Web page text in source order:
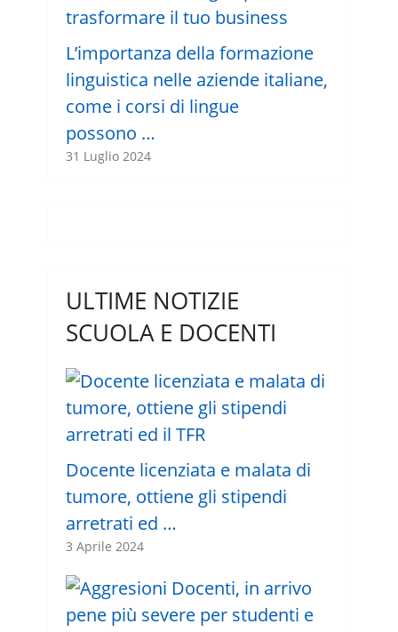
L’importanza della formazione
linguistica nelle aziende italiane,
come i corsi di lingue
possono …
31 Luglio 2024
ULTIME NOTIZIE
SCUOLA E DOCENTI
Docente licenziata e malata di
tumore, ottiene gli stipendi
arretrati ed …
3 Aprile 2024